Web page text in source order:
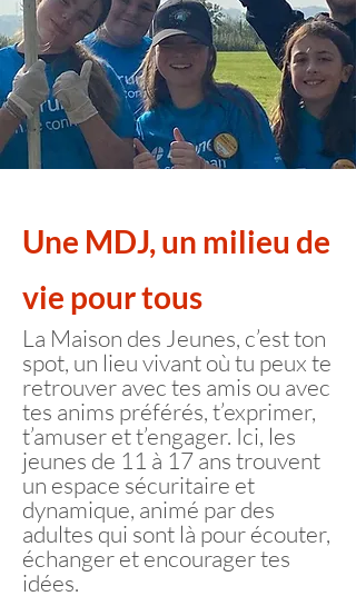
Une MDJ,un milieu de
vie pour tous
La Maison des Jeunes, c’est ton
spot, un lieu vivant où tu peux te
retrouver avec tes amis ou avec
tes anims préférés, t’exprimer,
t’amuser et t’engager. Ici, les
jeunes de 11 à 17 ans trouvent
un espace sécuritaire et
dynamique, animé par des
adultes qui sont là pour écouter,
échanger et encourager tes
idées.